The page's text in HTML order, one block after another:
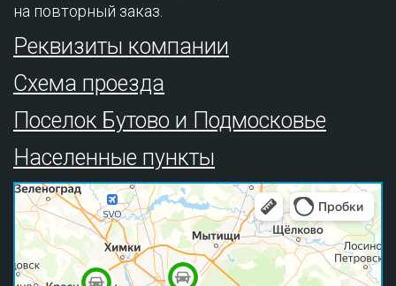
на повторный заказ.
Реквизиты компании
Схема проезда
Поселок Бутово и Подмосковье
Населенные пункты